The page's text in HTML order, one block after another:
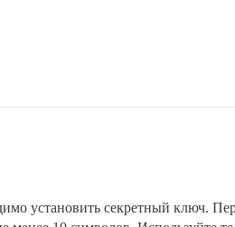
установить секретный ключ.